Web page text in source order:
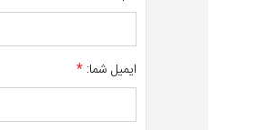
ایمیل شما: *